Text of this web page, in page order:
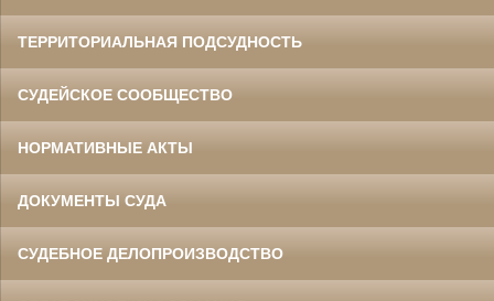
ТЕРРИТОРИАЛЬНАЯ ПОДСУДНОСТЬ
СУДЕЙСКОЕ СООБЩЕСТВО
НОРМАТИВНЫЕ АКТЫ
ДОКУМЕНТЫ СУДА
СУДЕБНОЕ ДЕЛОПРОИЗВОДСТВО